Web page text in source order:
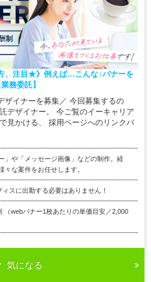
、注目★》例えば…こんな↑バナーを
務委託】
ザイナーを募集／ 今回募集するの
デザイナー。 今ご覧のイーキャリア
見かける、 採用ページへのリンクバ
」や「メッセージ画像」などの制作。経
々な案件をお任せします。
スに出勤する必要はありません！
（webバナー1枚あたりの単価目安／2,000
気になる